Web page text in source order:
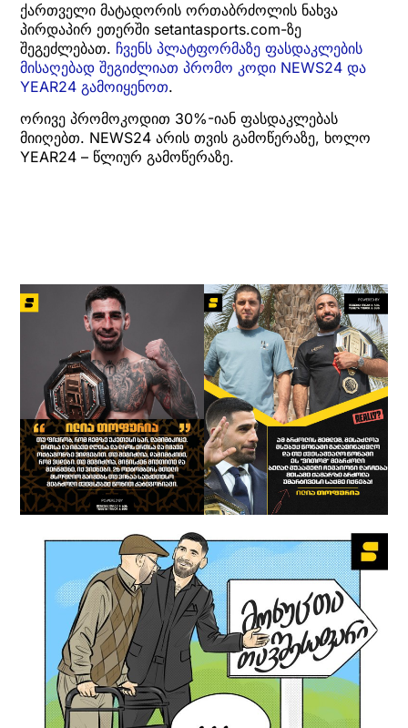
ქართველი მატადორის ორთაბრძოლის ნახვა
პირდაპირ ეთერში setantasports.com-ზე
შეგეძლებათ. ჩვენს პლატფორმაზე ფასდაკლების
მისაღებად შეგიძლიათ პრომო კოდი NEWS24 და
YEAR24 გამოიყენოთ.
ორივე პრომოკოდით 30%-იან ფასდაკლებას
მიიღებთ. NEWS24 არის თვის გამოწერაზე, ხოლო
YEAR24 – წლიურ გამოწერაზე.